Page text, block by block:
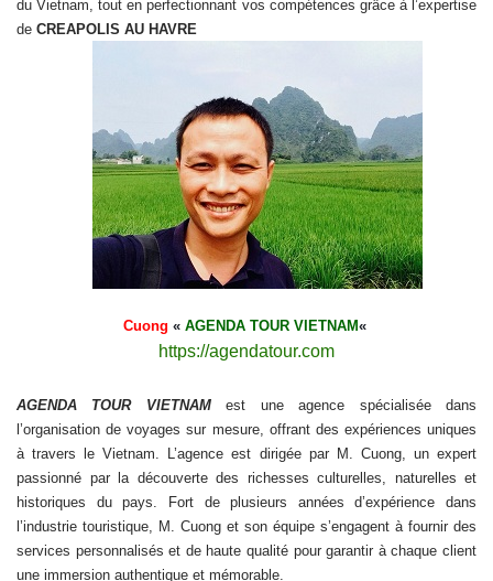
du Vietnam, tout en perfectionnant vos compétences grâce à l’expertise
de CREAPOLIS AU HAVRE
Cuong « AGENDA TOUR VIETNAM«
https://agendatour.com
AGENDA TOUR VIETNAM
est une agence spécialisée dans
l’organisation de voyages sur mesure, offrant des expériences uniques
à travers le Vietnam. L’agence est dirigée par M. Cuong, un expert
passionné par la découverte des richesses culturelles, naturelles et
historiques du pays. Fort de plusieurs années d’expérience dans
l’industrie touristique, M. Cuong et son équipe s’engagent à fournir des
services personnalisés et de haute qualité pour garantir à chaque client
une immersion authentique et mémorable.